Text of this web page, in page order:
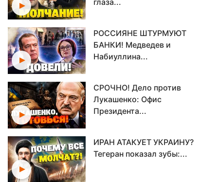
глаза...
РОССИЯНЕ ШТУРМУЮТ
БАНКИ! Медведев и
Набиуллина...
СРОЧНО! Дело против
Лукашенко: Офис
Президента...
ИРАН АТАКУЕТ УКРАИНУ?
Тегеран показал зубы:...